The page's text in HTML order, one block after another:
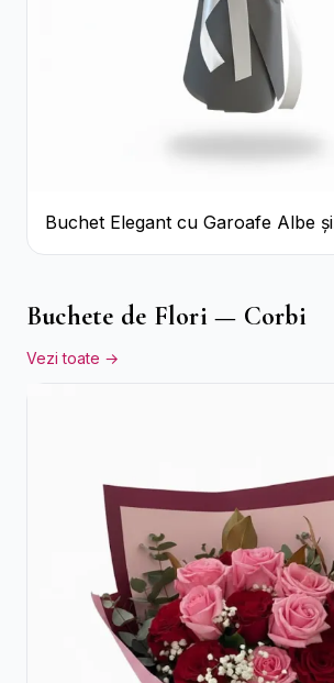
Buchet Elegant cu Garoafe Albe și
Eucalipt
Buchete de Flori — Corbi
Vezi toate →